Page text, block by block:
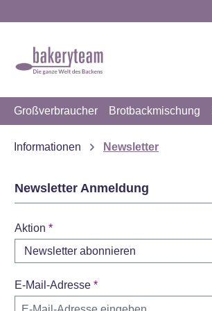
Großverbraucher Brotbackmischung
Informationen Newsletter
Newsletter Anmeldung
Aktion *
E-Mail-Adresse *